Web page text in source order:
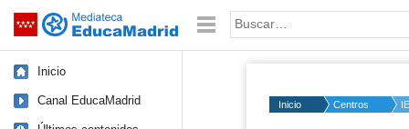
Saltar navegación Palabra o frase:
Inicio
Canal EducaMadrid Inicio Centros